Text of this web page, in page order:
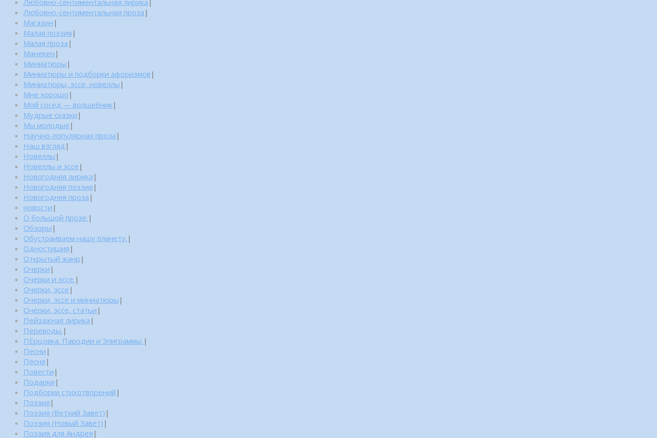
Любовно-сентиментальная проза |
Магазин |
Малая поэзия |
Малая проза |
Манекен |
Миниатюры |
Миниатюры и подборки афоризмов |
Миниатюры, эссе, новеллы |
Мне хорошо |
Мой сосед — волшебник|
Мудрые сказки |
Мы молодые |
Научно-популярная проза |
Наш взгляд |
Новеллы |
Новеллы и эссе |
Новогодняя лирика |
Новогодняя поэзия |
Новогодняя проза |
новости |
О большой прозе. |
Обзоры |
Обустраиваем нашу планету. |
Одностишия |
Открытый жанр |
Очерки |
Очерки и эссе. |
Очерки, эссе |
Очерки, эссе и миниатюры |
Очерки, эссе, статьи |
Пейзажная лирика |
Переводы. |
ПЕрцовка. Пародии и Эпиграммы. |
Песни |
Песня |
Повести |
Подарки |
Подборки стихотворений |
Поэзия |
Поэзия (Ветхий Завет) |
Поэзия (Новый Завет) |
Поэзия для Андрея |